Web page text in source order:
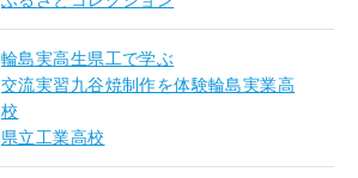
輪島実高生県工で学ぶ
交流実習九谷焼制作を体験輪島実業高
校
県立工業高校